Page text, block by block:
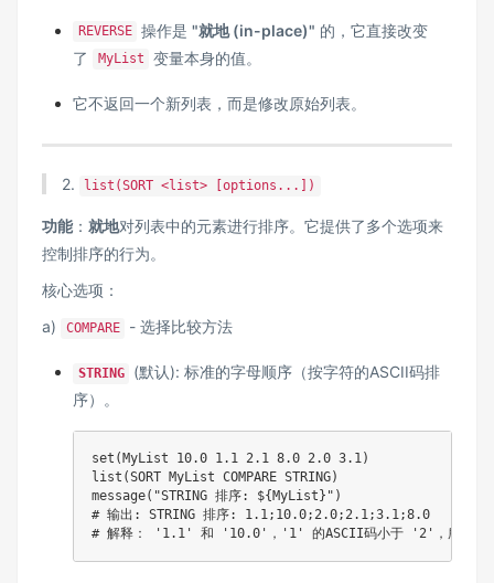
REVERSE 操作是"就地 (in-place)" 的，它直接改变
了
MyList 变量本身的值。
它不返回一个新列表，而是修改原始列表。
2. list(SORT <list> [options...])
功能： 就地对列表中的元素进行排序。它提供了多个选项来
控制排序的行为。
核心选项：
a)
COMPARE - 选择比较方法
STRING
(默认): 标准的字母顺序（按字符的ASCII码排
序）。
set(MyList 10.0 1.1 2.1 8.0 2.0 3.1)
list(SORT MyList COMPARE STRING)
message("STRING 排序: ${MyList}")
# 输出: STRING 排序: 1.1;10.0;2.0;2.1;3.1;8.0
# 解释： '1.1' 和 '10.0'，'1' 的ASCII码小于 '2'，所以